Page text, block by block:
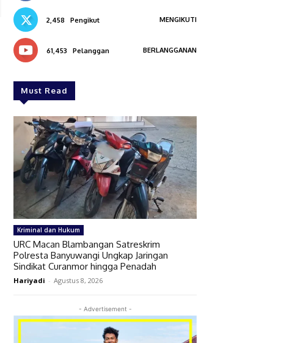
2,458 Pengikut MENGIKUTI
61,453 Pelanggan BERLANGGANAN
Must Read
Kriminal dan Hukum
URC Macan Blambangan Satreskrim
Polresta Banyuwangi Ungkap Jaringan
Sindikat Curanmor hingga Penadah
Hariyadi - Agustus 8, 2026
- Advertisement -